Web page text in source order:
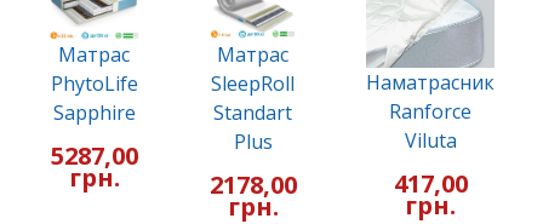
Матрас
PhytoLife
Sapphire
5287,00
грн.
Матрас
SleepRoll
Standart
Plus
2178,00
грн.
Наматрасник
Ranforce
Viluta
417,00
грн.